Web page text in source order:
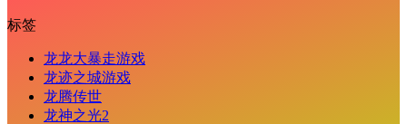
标签
龙龙大暴走游戏
龙迹之城游戏
龙腾传世
龙神之光2